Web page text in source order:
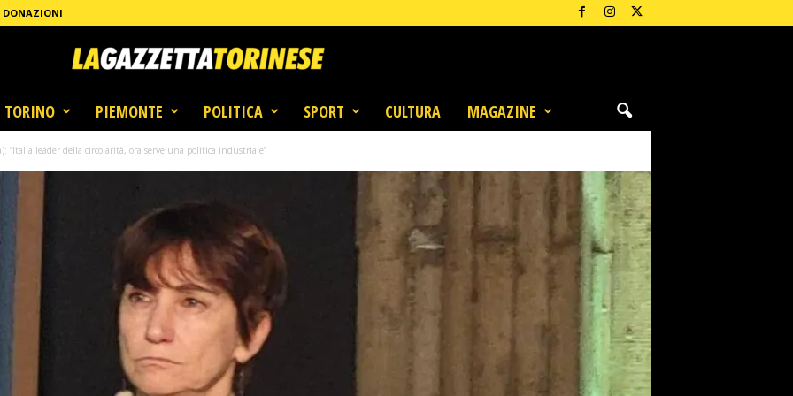
DONAZIONI
TORINO PIEMONTE POLITICA SPORT CULTURA MAGAZINE
“Italia leader della circolarità, ora serve una politica industriale”